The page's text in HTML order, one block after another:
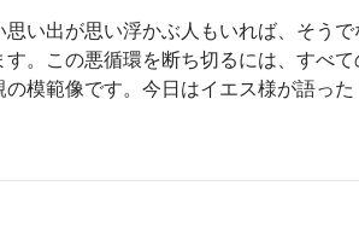
い出が思い浮かぶ人もいれば、そう
。この悪循環を断ち切るには、すべ
模範像です。今日はイエス様が語っ